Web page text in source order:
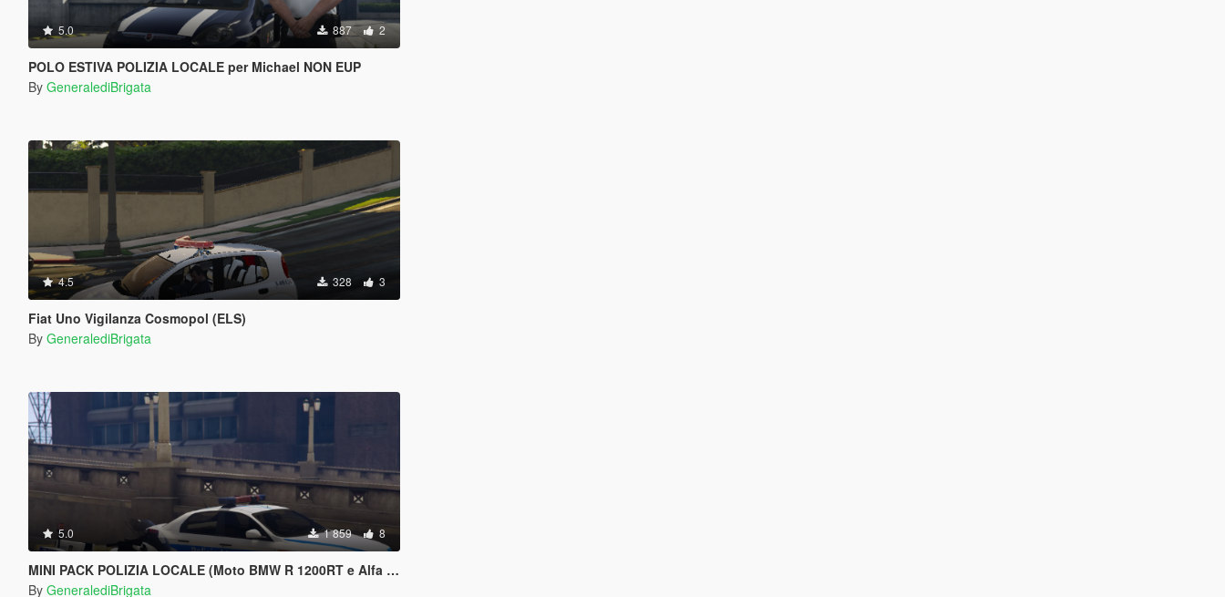
5.0 887 2
POLO ESTIVA POLIZIA LOCALE per Michael NON EUP
By GeneralediBrigata
4.5 328 3
Fiat Uno Vigilanza Cosmopol (ELS)
By GeneralediBrigata
5.0 1 859 8
MINI PACK POLIZIA LOCALE (Moto BMW R 1200RT e Alfa Romeo 159)
By GeneralediBrigata